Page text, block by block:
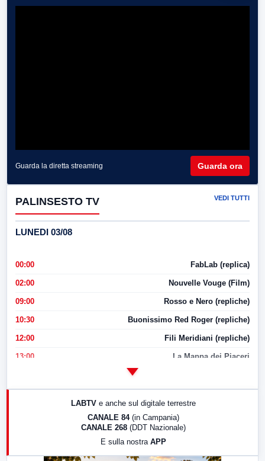
Guarda la diretta streaming Guarda ora
PALINSESTO TV VEDI TUTTI
LUNEDI 03/08
00:00 FabLab (replica)
02:00 Nouvelle Vouge (Film)
09:00 Rosso e Nero (repliche)
10:30 Buonissimo Red Roger (repliche)
12:00 Fili Meridiani (repliche)
13:00 La Mappa dei Piaceri
LABTV e anche sul digitale terrestre
CANALE 84 (in Campania)
CANALE 268 (DDT Nazionale)
E sulla nostra APP